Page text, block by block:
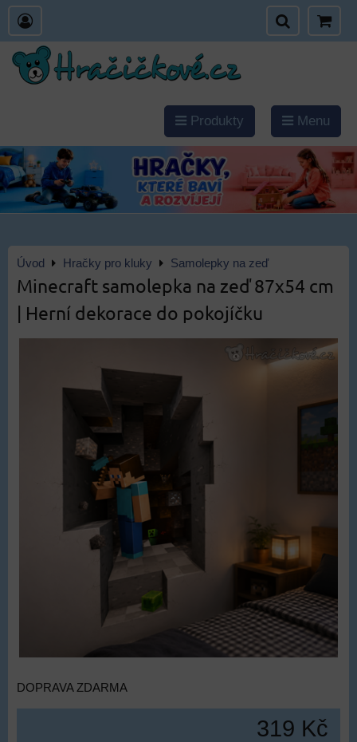
Produkty Menu
Úvod Hračky pro kluky Samolepky na zeď
Minecraft samolepka na zeď 87x54 cm
| Herní dekorace do pokojíčku
DOPRAVA ZDARMA
319 Kč